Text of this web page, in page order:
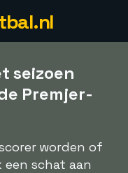
seizoen
Premjer-
worden of
een schat aan